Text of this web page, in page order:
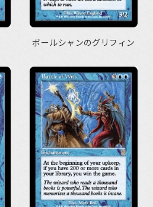
ボールシャンのグリフィン